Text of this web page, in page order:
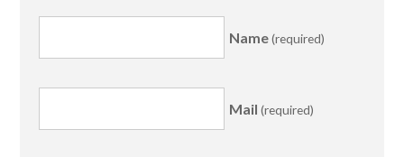
Name(required)
Mail (required)